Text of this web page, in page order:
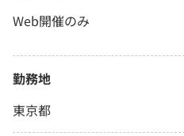
Web開催のみ
勤務地
東京都